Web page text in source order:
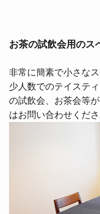
お茶の試飲会用のス
非常に簡素で小さな
少人数でのテイステ
の試飲会、お茶会等
はお問い合わせくださ